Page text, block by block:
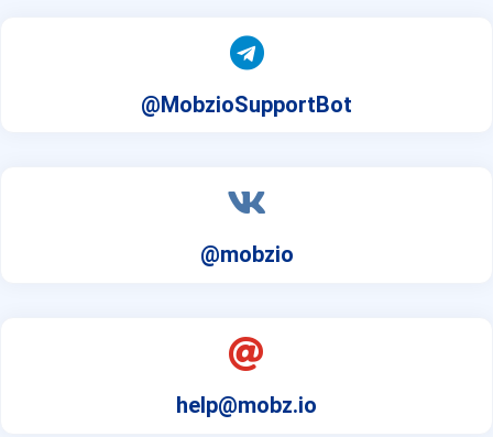
@MobzioSupportBot
@mobzio
help@mobz.io